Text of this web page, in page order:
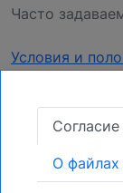
Часто
Условия и
Закрепите
Согласие
O